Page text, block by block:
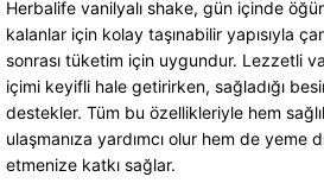
Herbalife vanilyalı shake, gün içinde
kalanlar için kolay taşınabilir yapısıyla
sonrası tüketim için uygundur. Lezzetli
içimi keyifli hale getirirken, sağladığı
destekler. Tüm bu özellikleriyle hem
ulaşmanıza yardımcı olur hem de yeme
etmenize katkı sağlar.